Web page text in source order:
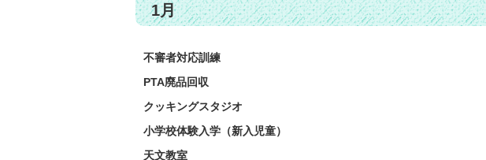
1月
不審者対応訓練
PTA廃品回収
クッキングスタジオ
小学校体験入学（新入児童）
天文教室